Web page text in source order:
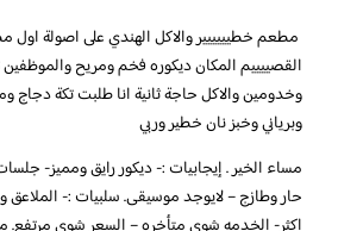
مطعم خطيييييير والاكل الهندي على اصولة
القصييييم المكان ديكوره فخم ومريح والموظفين
وخدومين والاكل حاجة ثانية انا طلبت تكة
وبرياني وخبز نان خطير وربي
مساء الخير . إيجابيات :- ديكور رايق ومميز-
حار وطازج – لايوجد موسيقى. سلبيات :- الملاعق